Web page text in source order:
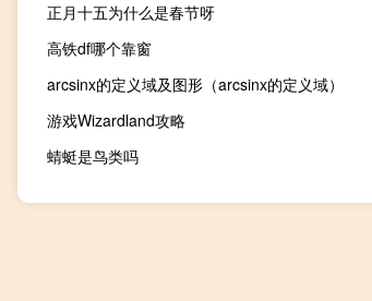
正月十五为什么是春节呀
高铁df哪个靠窗
arcsinx的定义域及图形（arcsinx的定义域）
游戏Wizardland攻略
蜻蜓是鸟类吗